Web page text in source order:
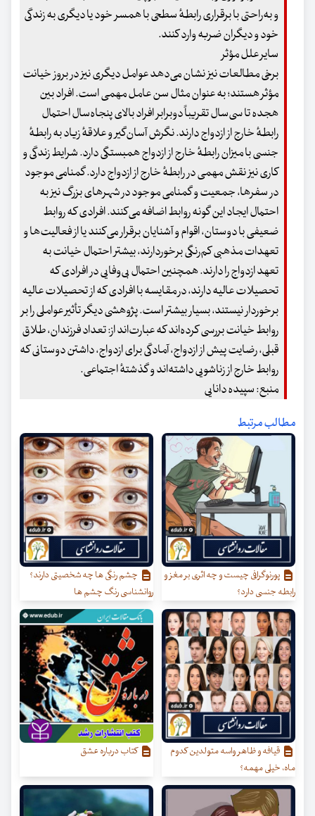
و به‌راحتی با برقراری رابطهٔ سطحی با همسر خود یا دیگری به زندگی
خود و دیگران ضربه وارد کنند.
سایر علل مؤثر
برخی مطالعات نیز نشان می‌دهد عوامل دیگری نیز در بروز خیانت
مؤثر هستند؛ به عنوان مثال سن عامل مهمی است. افراد بین
هجده تا سی‌سال تقریباً دوبرابر افراد بالای پنجاه‌سال احتمال
رابطهٔ خارج از ازدواج دارند. نگرش آسان‌گیر و علاقهٔ زیاد به رابطهٔ
جنسی با میزان رابطهٔ خارج از ازدواج همبستگی دارد. شرایط زندگی و
کاری نیز نقش مهمی در رابطهٔ خارج از ازدواج دارد. گمنامی موجود
در سفرها، جمعیت و گمنامی موجود در شهرهای بزرگ نیز به
احتمال ایجاد این گونه روابط اضافه می‌کنند. افرادی که روابط
ضعیفی با دوستان، اقوام و آشنایان برقرار می‌کنند یا از فعالیت‌ها و
تعهدات مذهبی کم‌رنگی برخوردارند، بیشتر احتمال خیانت به
تعهد ازدواج را دارند. همچنین احتمال بی‌وفایی در افرادی که
تحصیلات عالیه دارند، در مقایسه با افرادی که از تحصیلات عالیه
برخوردار نیستند، بسیار بیشتر است. پژوهشی دیگر تأثیر عواملی را بر
روابط خیانت بررسی کرده‌اند که عبارت‌اند از: تعداد فرزندان، طلاق
قبلی، رضایت پیش از ازدواج، آمادگی برای ازدواج، داشتن دوستانی که
روابط خارج از زناشویی داشته‌اند و گذشتهٔ اجتماعی.
منبع: سپیده دانایی
مطالب مرتبط
پورنوگرافی چیست و چه اثری بر مغز و
رابطه جنسی دارد؟
چشم رنگی ها چه شخصیتی دارند؟
روانشناسی رنگ چشم ها
قیافه و ظاهر واسه متولدین کدوم
ماه، خیلی مهمه؟
کتاب درباره عشق